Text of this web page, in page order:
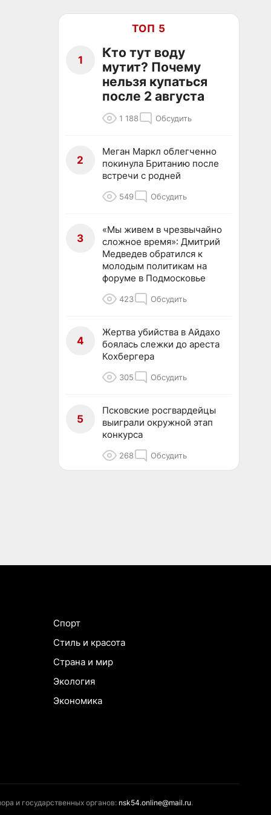
ТОП 5
1
Кто тут воду
мутит? Почему
нельзя купаться
после 2 августа
1 188 Обсудить
2
Меган Маркл облегченно
покинула Британию после
встречи с родней
549 Обсудить
3
«Мы живем в чрезвычайно
сложное время»: Дмитрий
Медведев обратился к
молодым политикам на
форуме в Подмосковье
423 Обсудить
4
Жертва убийства в Айдахо
боялась слежки до ареста
Кохбергера
305 Обсудить
5
Псковские росгвардейцы
выиграли окружной этап
конкурса
268 Обсудить
Спорт
Стиль и красота
Страна и мир
Экология
Экономика
и государственных органов: nsk54.online@mail.ru.